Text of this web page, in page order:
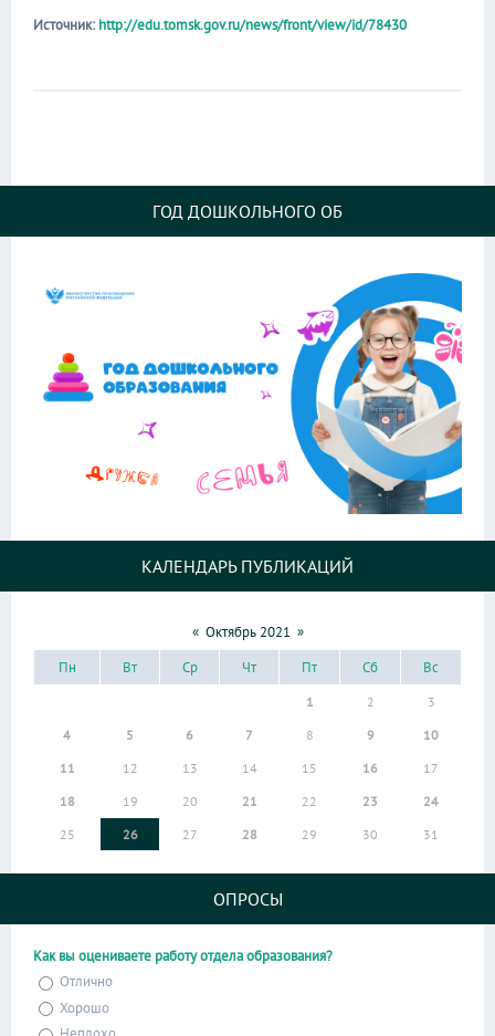
Источник: http://edu.tomsk.gov.ru/news/front/view/id/78430
ГОД ДОШКОЛЬНОГО ОБ
КАЛЕНДАРЬ ПУБЛИКАЦИЙ
« Октябрь 2021 »
Пн
Вт Ср Чт Пт Сб Вс
1 2
3
4
5 6 7 8 9
10
11
12 13 14 15 16
17
18
19 20 21 22 23
24
25
26 27 28 29 30 31
ОПРОСЫ
Как вы оцениваете работу отдела образования?
Отлично
Хорошо